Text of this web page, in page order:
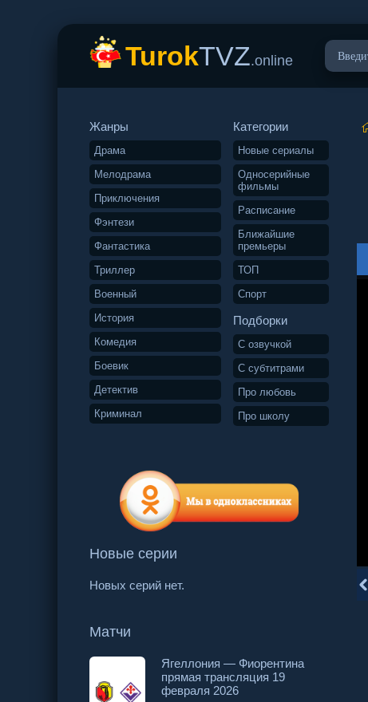
TurokTVZ.online
Жанры
Драма
Мелодрама
Приключения
Фэнтези
Фантастика
Триллер
Военный
История
Комедия
Боевик
Детектив
Криминал
Категории
Новые сериалы
Односерийные
фильмы
Расписание
Ближайшие
премьеры
ТОП
Спорт
Подборки
С озвучкой
С субтитрами
Про любовь
Про школу
Новые серии
Новых серий нет.
Матчи
Ягеллония — Фиорентина
прямая трансляция 19
февраля 2026
49 серия